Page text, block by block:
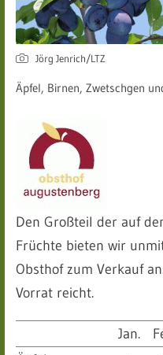
Jörg Jenrich/LTZ
Äpfel, Birnen, Zwetschgen
Den Großteil der auf
Früchte bieten wir
Obsthof zum Verkauf
Vorrat reicht.
Jan.